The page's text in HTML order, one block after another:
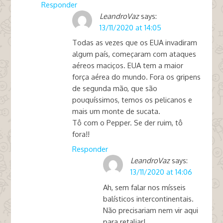
Responder
LeandroVaz says:
13/11/2020 at 14:05
Todas as vezes que os EUA invadiram
algum país, começaram com ataques
aéreos maciços. EUA tem a maior
força aérea do mundo. Fora os gripens
de segunda mão, que são
pouquíssimos, temos os pelicanos e
mais um monte de sucata.
Tô com o Pepper. Se der ruim, tô
fora!!
Responder
LeandroVaz says:
13/11/2020 at 14:06
Ah, sem falar nos mísseis
balísticos intercontinentais.
Não precisariam nem vir aqui